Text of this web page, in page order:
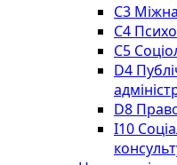
C3
C4
С5
D4
D8
I10